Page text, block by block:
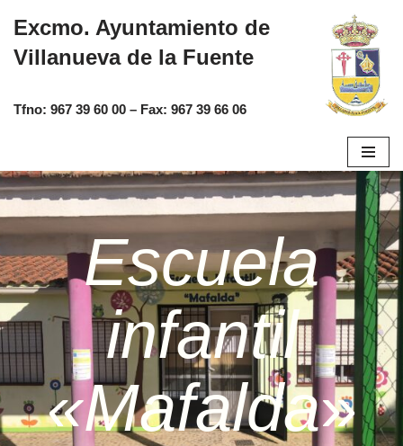
Saltar
al
Excmo. Ayuntamiento de
Villanueva de la Fuente
Tfno: 967 39 60 00 – Fax: 967 39 66 06
Escuela
infantil
«Mafalda»